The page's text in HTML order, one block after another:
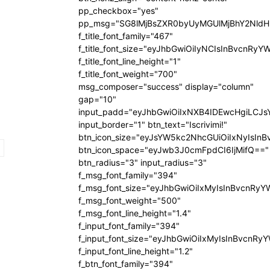
pp_checkbox="yes"
f_title_font_family="467"
f_title_font_line_height="1"
f_title_font_weight="700"
msg_composer="success" display="column"
gap="10"
input_border="1" btn_text="Iscrivimi!"
btn_icon_space="eyJwb3J0cmFpdCI6IjMifQ=="
btn_radius="3" input_radius="3"
f_msg_font_family="394"
f_msg_font_weight="500"
f_msg_font_line_height="1.4"
f_input_font_family="394"
f_input_font_line_height="1.2"
f_btn_font_family="394"